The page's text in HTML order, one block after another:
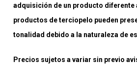
adquisición de un producto diferente
productos de terciopelo pueden
tonalidad debido a la naturaleza de
Precios sujetos a variar sin previo